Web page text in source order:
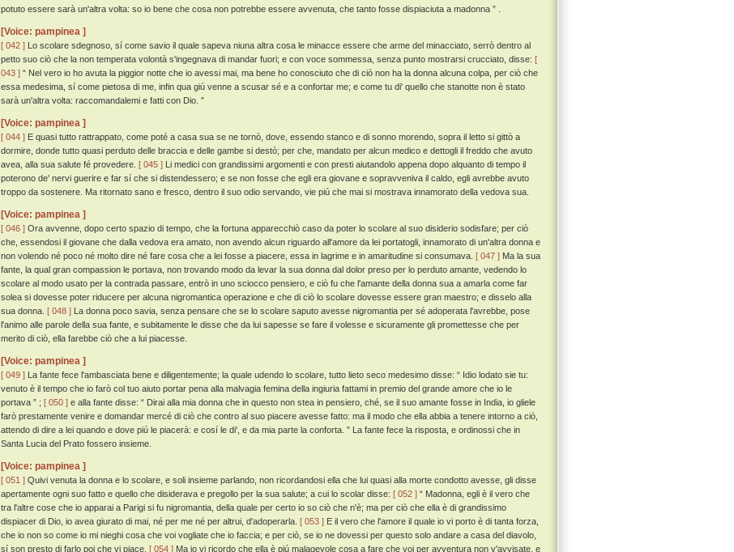
potuto essere sarà un'altra volta: so io bene che cosa non potrebbe essere avvenuta, che tanto fosse dispiaciuta a madonna ” .
[Voice: pampinea ]
[ 042 ] Lo scolare sdegnoso, sí come savio il quale sapeva niuna altra cosa le minacce essere che arme del minacciato, serrò dentro al
petto suo ciò che la non temperata volontà s'ingegnava di mandar fuori; e con voce sommessa, senza punto mostrarsi crucciato, disse: [
043 ] “ Nel vero io ho avuta la piggior notte che io avessi mai, ma bene ho conosciuto che di ciò non ha la donna alcuna colpa, per ciò che
essa medesima, sí come pietosa di me, infin qua giú venne a scusar sé e a confortar me; e come tu di' quello che stanotte non è stato
sarà un'altra volta: raccomandalemi e fatti con Dio. ”
[Voice: pampinea ]
[ 044 ] E quasi tutto rattrappato, come poté a casa sua se ne tornò, dove, essendo stanco e di sonno morendo, sopra il letto si gittò a
dormire, donde tutto quasi perduto delle braccia e delle gambe si destò; per che, mandato per alcun medico e dettogli il freddo che avuto
avea, alla sua salute fé provedere. [ 045 ] Li medici con grandissimi argomenti e con presti aiutandolo appena dopo alquanto di tempo il
poterono de' nervi guerire e far sí che si distendessero; e se non fosse che egli era giovane e sopravveniva il caldo, egli avrebbe avuto
troppo da sostenere. Ma ritornato sano e fresco, dentro il suo odio servando, vie piú che mai si mostrava innamorato della vedova sua.
[Voice: pampinea ]
[ 046 ] Ora avvenne, dopo certo spazio di tempo, che la fortuna apparecchiò caso da poter lo scolare al suo disiderio sodisfare; per ciò
che, essendosi il giovane che dalla vedova era amato, non avendo alcun riguardo all'amore da lei portatogli, innamorato di un'altra donna e
non volendo né poco né molto dire né fare cosa che a lei fosse a piacere, essa in lagrime e in amaritudine si consumava. [ 047 ] Ma la sua
fante, la qual gran compassion le portava, non trovando modo da levar la sua donna dal dolor preso per lo perduto amante, vedendo lo
scolare al modo usato per la contrada passare, entrò in uno sciocco pensiero, e ciò fu che l'amante della donna sua a amarla come far
solea si dovesse poter riducere per alcuna nigromantica operazione e che di ciò lo scolare dovesse essere gran maestro; e disselo alla
sua donna. [ 048 ] La donna poco savia, senza pensare che se lo scolare saputo avesse nigromantia per sé adoperata l'avrebbe, pose
l'animo alle parole della sua fante, e subitamente le disse che da lui sapesse se fare il volesse e sicuramente gli promettesse che per
merito di ciò, ella farebbe ciò che a lui piacesse.
[Voice: pampinea ]
[ 049 ] La fante fece l'ambasciata bene e diligentemente; la quale udendo lo scolare, tutto lieto seco medesimo disse: “ Idio lodato sie tu:
venuto è il tempo che io farò col tuo aiuto portar pena alla malvagia femina della ingiuria fattami in premio del grande amore che io le
portava ” ; [ 050 ] e alla fante disse: “ Dirai alla mia donna che in questo non stea in pensiero, ché, se il suo amante fosse in India, io gliele
farò prestamente venire e domandar mercé di ciò che contro al suo piacere avesse fatto: ma il modo che ella abbia a tenere intorno a ciò,
attendo di dire a lei quando e dove piú le piacerà: e cosí le di', e da mia parte la conforta. ” La fante fece la risposta, e ordinossi che in
Santa Lucia del Prato fossero insieme.
[Voice: pampinea ]
[ 051 ] Quivi venuta la donna e lo scolare, e soli insieme parlando, non ricordandosi ella che lui quasi alla morte condotto avesse, gli disse
apertamente ogni suo fatto e quello che disiderava e pregollo per la sua salute; a cui lo scolar disse: [ 052 ] “ Madonna, egli è il vero che
tra l'altre cose che io apparai a Parigi si fu nigromantia, della quale per certo io so ciò che n'è; ma per ciò che ella è di grandissimo
dispiacer di Dio, io avea giurato di mai, né per me né per altrui, d'adoperarla. [ 053 ] E il vero che l'amore il quale io vi porto è di tanta forza,
che io non so come io mi nieghi cosa che voi vogliate che io faccia; e per ciò, se io ne dovessi per questo solo andare a casa del diavolo,
sí son presto di farlo poi che vi piace. [ 054 ] Ma io vi ricordo che ella è piú malagevole cosa a fare che voi per avventura non v'avvisate, e